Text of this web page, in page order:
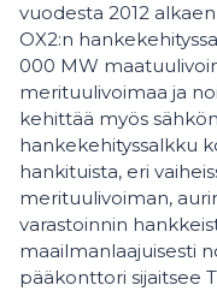
vuodesta 2012
OX2:n
000 MW
merituulivoimaa ja
kehittää myös
hankekehityssalkku
hankituista, eri
merituulivoiman,
varastoinnin
maailmanlaajuisesti
pääkonttori sijaitsee